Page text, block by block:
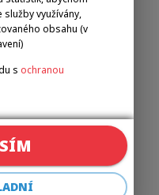
využívány,
obsahu (v
s ochranou